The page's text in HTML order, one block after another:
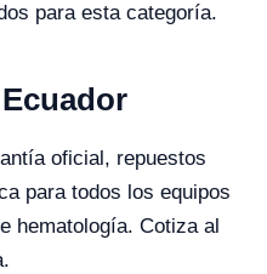
para esta categoría.
oficial, repuestos
para todos los equipos
hematología. Cotiza al